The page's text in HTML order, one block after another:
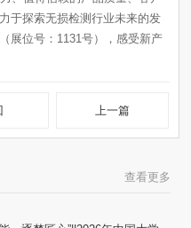
上一篇
查看更多